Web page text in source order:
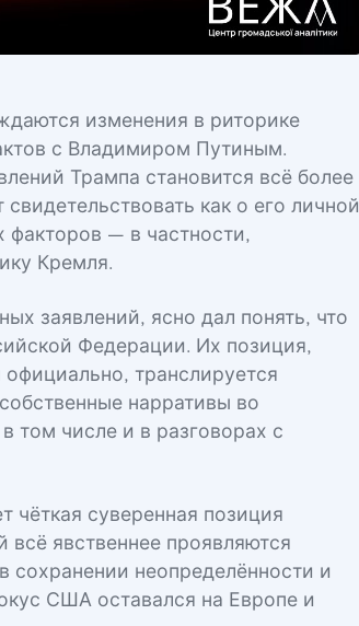
изменения в риторике
с Владимиром Путиным.
Трампа становится всё более
как о его личной
факторов — в частности,
Кремля.
заявлений, ясно дал понять, что
Федерации. Их позиция,
транслируется
нарративы во
том числе и в разговорах с
чёткая суверенная позиция
явственнее проявляются
сохранении неопределённости и
США оставался на Европе и